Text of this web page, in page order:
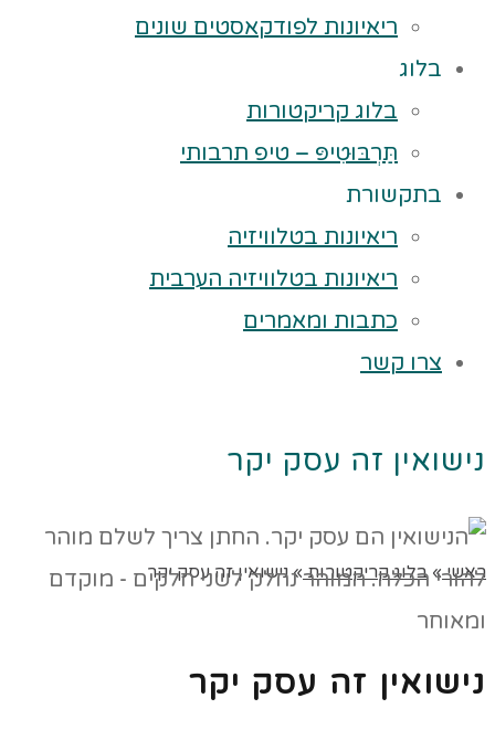
ריאיונות לפודקאסטים שונים
בלוג
בלוג קריקטורות
תַּרְבּוּטִיפּ – טיפ תרבותי
בתקשורת
ריאיונות בטלוויזיה
ריאיונות בטלוויזיה הערבית
כתבות ומאמרים
צרו קשר
נישואין זה עסק יקר
ראשי » בלוג קריקטורות » נישואין זה עסק יקר
נישואין זה עסק יקר